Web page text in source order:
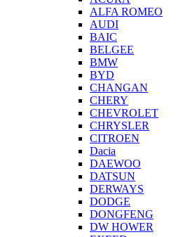
ALFA ROMEO
AUDI
BAIC
BELGEE
BMW
BYD
CHANGAN
CHERY
CHEVROLET
CHRYSLER
CITROEN
Dacia
DAEWOO
DATSUN
DERWAYS
DODGE
DONGFENG
DW HOWER